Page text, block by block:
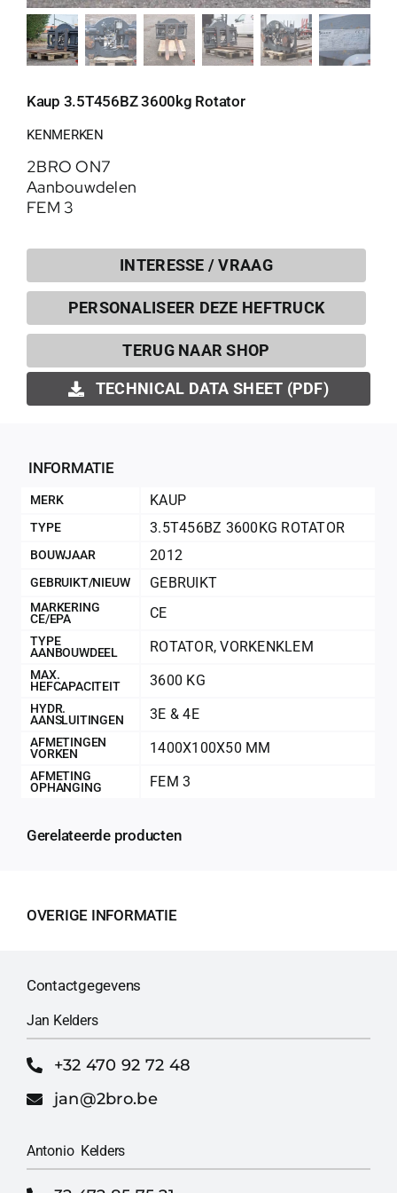
Kaup 3.5T456BZ 3600kg Rotator
KENMERKEN
2BRO ON7
Aanbouwdelen
FEM 3
INTERESSE / VRAAG
PERSONALISEER DEZE HEFTRUCK
TERUG NAAR SHOP
TECHNICAL DATA SHEET (PDF)
INFORMATIE
MERK KAUP
TYPE 3.5T456BZ 3600KG ROTATOR
BOUWJAAR 2012
GEBRUIKT/NIEUW GEBRUIKT
MARKERING
CE/EPA
CE
TYPE
AANBOUWDEEL
ROTATOR,VORKENKLEM
MAX.
HEFCAPACITEIT
3600 KG
HYDR.
AANSLUITINGEN
3E & 4E
AFMETINGEN
VORKEN
1400X100X50 MM
AFMETING
OPHANGING
FEM 3
Gerelateerde producten
OVERIGE INFORMATIE
Contactgegevens
Jan Kelders
+32 470 92 72 48
jan@2bro.be
Antonio Kelders